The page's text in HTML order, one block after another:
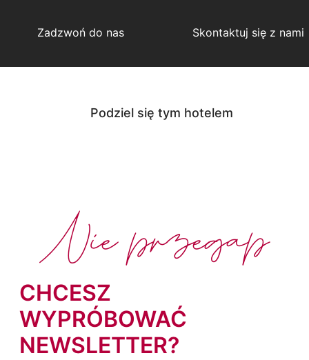
Zadzwoń do nas Skontaktuj się z nami
Podziel się tym hotelem
CHCESZ
WYPRÓBOWAĆ
NEWSLETTER?
Nie przegap